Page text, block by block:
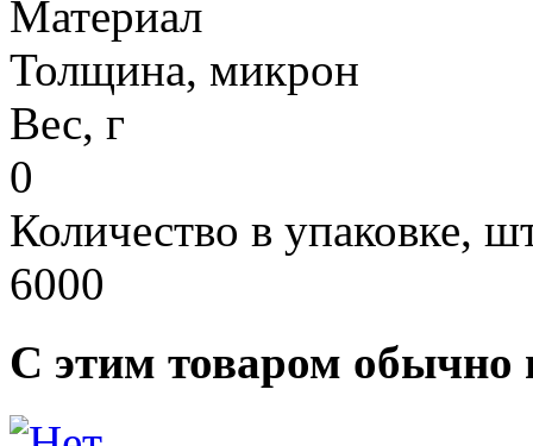
Материал
Толщина, микрон
Вес, г
0
Количество в упаковке,
6000
С этим товаром обычно